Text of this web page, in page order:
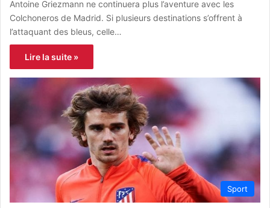
Antoine Griezmann ne continuera plus l’aventure avec les
Colchoneros de Madrid. Si plusieurs destinations s’offrent à
l’attaquant des bleus, celle…
Lire la suite »
Sport